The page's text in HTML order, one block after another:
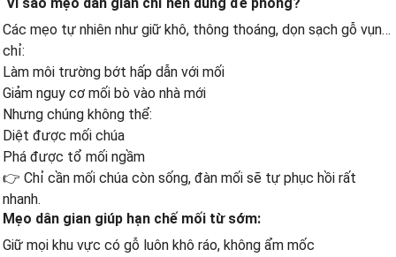
Các mẹo tự nhiên như giữ khô, thông thoáng, dọn sạch gỗ vụn…
chỉ:
Làm môi trường bớt hấp dẫn với mối
Giảm nguy cơ mối bò vào nhà mới
Nhưng chúng không thể:
Diệt được mối chúa
Phá được tổ mối ngầm
👉 Chỉ cần mối chúa còn sống, đàn mối sẽ tự phục hồi rất
nhanh.
Mẹo dân gian giúp hạn chế mối từ sớm:
Giữ mọi khu vực có gỗ luôn khô ráo, không ẩm mốc